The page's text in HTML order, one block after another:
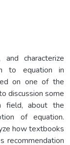
characterize
to equation in
on one of the
discussion some
field, about the
of equation.
how textbooks
recommendation